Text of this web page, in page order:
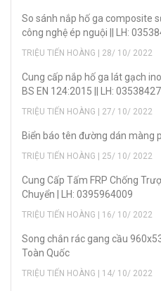
So sánh nắp hố ga composite
công nghệ ép nguội || LH:
TRIỆU TIẾN HOÀNG | 28/ 10/ 2022
Cung cấp nắp hố ga lát gạch
BS EN 124:2015 || LH:
TRIỆU TIẾN HOÀNG | 27/ 10/ 2022
Biển báo tên đường dán màng
TRIỆU TIẾN HOÀNG | 25/ 10/ 2022
Cung Cấp Tấm FRP Chống
Chuyển | LH: 0395964009
TRIỆU TIẾN HOÀNG | 16/ 10/ 2022
Song chắn rác gang cầu
Toàn Quốc
TRIỆU TIẾN HOÀNG | 14/ 10/ 2022